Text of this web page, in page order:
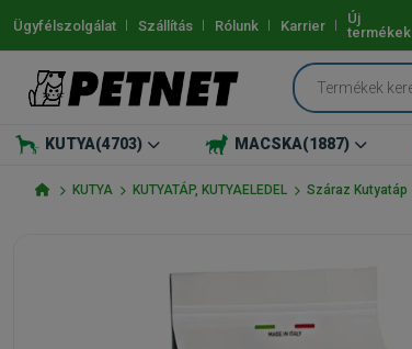
Ügyfélszolgálat Szállítás Rólunk Karrier
Új
termékek
KUTYA(4703) MACSKA(1887)
KUTYA KUTYATÁP, KUTYAELEDEL Száraz Kutyatáp